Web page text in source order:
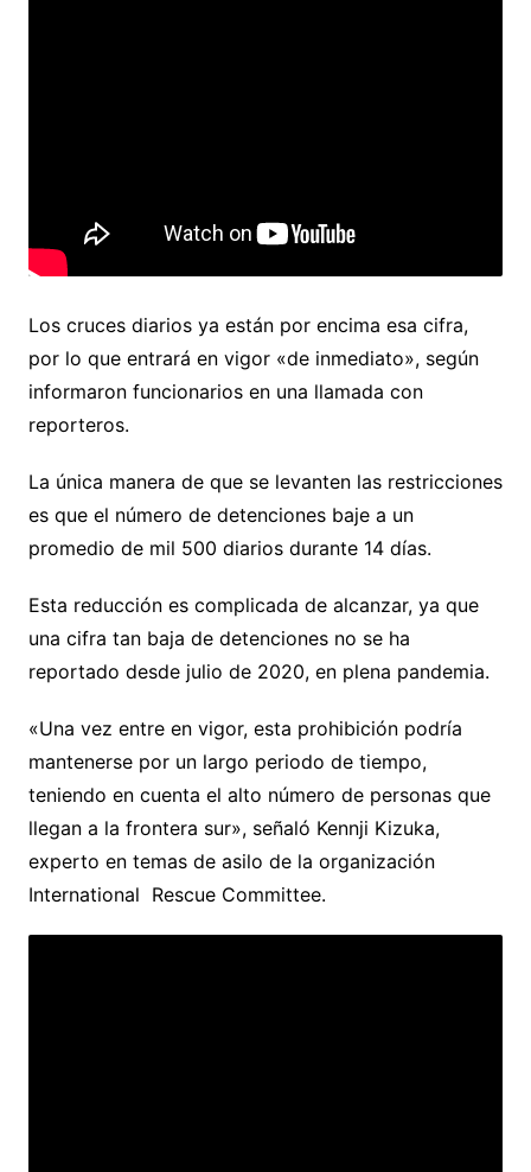
Los cruces diarios ya están por encima esa cifra,
por lo que entrará en vigor «de inmediato», según
informaron funcionarios en una llamada con
reporteros.
La única manera de que se levanten las restricciones
es que el número de detenciones baje a un
promedio de mil 500 diarios durante 14 días.
Esta reducción es complicada de alcanzar, ya que
una cifra tan baja de detenciones no se ha
reportado desde julio de 2020, en plena pandemia.
«Una vez entre en vigor, esta prohibición podría
mantenerse por un largo periodo de tiempo,
teniendo en cuenta el alto número de personas que
llegan a la frontera sur», señaló Kennji Kizuka,
experto en temas de asilo de la organización
International Rescue Committee.